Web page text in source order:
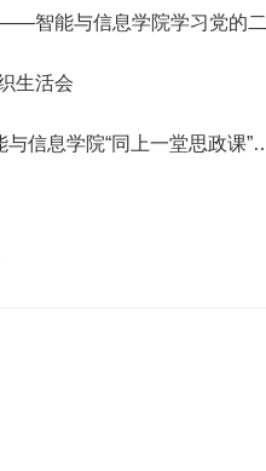
信息学院学习党的二十大精神报告
生活会
学院“同上一堂思政课”活动纪实